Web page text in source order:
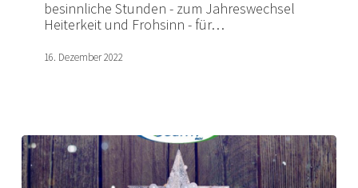
Jahrbesinnliche Stunden - zum Jahreswechsel
Heiterkeit und Frohsinn - für…
16. Dezember 2022